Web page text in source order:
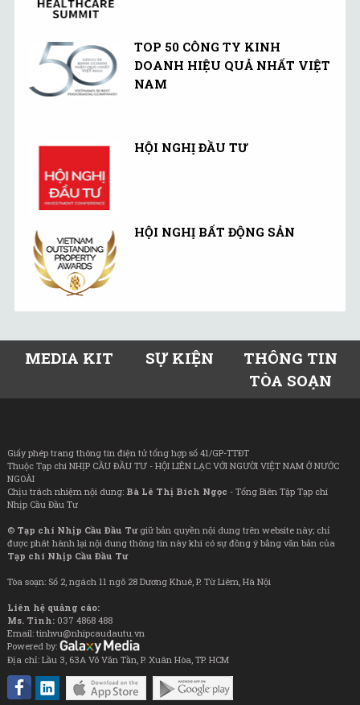
TOP 50 CÔNG TY KINH
DOANH HIỆU QUẢ NHẤT VIỆT
NAM
HỘI NGHỊ ĐẦU TƯ
HỘI NGHỊ BẤT ĐỘNG SẢN
MEDIA KIT SỰ KIỆN
THÔNG TIN
TÒA SOẠN
Giấy phép trang thông tin điện tử tổng hợp số 41/GP-TTĐT
Thuộc Tạp chí NHỊP CẦU ĐẦU TƯ - HỘI LIÊN LẠC VỚI NGƯỜI VIỆT NAM Ở NƯỚC
NGOÀI
Chịu trách nhiệm nội dung: Bà Lê Thị Bích Ngọc - Tổng Biên Tập Tạp chí
Nhịp Cầu Đầu Tư
© Tạp chí Nhịp Cầu Đầu Tưgiữ bản quyền nội dung trên website này; chỉ
được phát hành lại nội dung thông tin này khi có sự đồng ý bằng văn bản của
Tạp chí Nhịp Cầu Đầu Tư
Tòa soạn: Số 2, ngách 11 ngõ 28 Dương Khuê, P. Từ Liêm, Hà Nội
Liên hệ quảng cáo:
Ms. Tình: 037 4868 488
Email: tinhvu@nhipcaudautu.vn
Powered by:
Địa chỉ: Lầu 3, 63A Võ Văn Tần, P. Xuân Hòa, TP. HCM